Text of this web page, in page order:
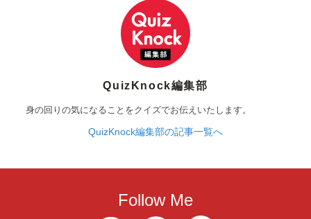
QuizKnock編集部
身の回りの気になることをクイズでお伝えいたします。
QuizKnock編集部の記事一覧へ
Follow Me